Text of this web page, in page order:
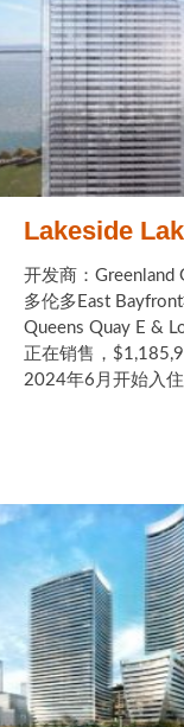
列治文山楼花项目
旺市楼花项目
万锦楼花项目
新移民指南
留学生指南
大多伦多医疗机
加拿大银行贷款
大多伦多交通网
常用查询工具
Lakeside
开发商：Greenland
多伦多East
Queens Quay E &
正在销售，
2024年6月开始入